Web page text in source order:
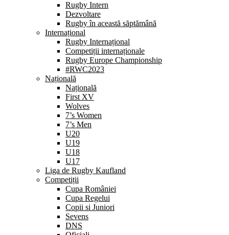
Rugby Intern
Dezvoltare
Rugby în această săptămână
Internațional
Rugby Internațional
Competiții internaționale
Rugby Europe Championship
#RWC2023
Națională
Națională
First XV
Wolves
7’s Women
7’s Men
U20
U19
U18
U17
Liga de Rugby Kaufland
Competiții
Cupa României
Cupa Regelui
Copii si Juniori
Sevens
DNS